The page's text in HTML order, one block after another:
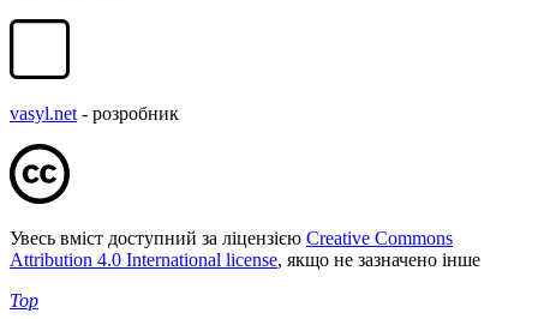
vasyl.net - розробник
Увесь вміст доступний за ліцензією Creative Commons
Attribution 4.0 International license, якщо не зазначено інше
Top